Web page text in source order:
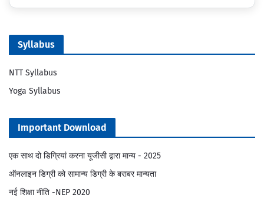
Syllabus
NTT Syllabus
Yoga Syllabus
Important Download
एक साथ दो डिग्रियां करना यूजीसी द्वारा मान्य - 2025
ऑनलाइन डिग्री को सामान्य डिग्री के बराबर मान्यता
नई शिक्षा नीति -NEP 2020